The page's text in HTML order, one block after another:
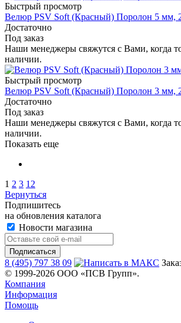
Быстрый просмотр
Велюр PSV Soft (Красный) Поролон 5 мм,
Достаточно
Под заказ
Наши менеджеры свяжутся с Вами, когда
наличии.
Быстрый просмотр
Велюр PSV Soft (Красный) Поролон 3 мм,
Достаточно
Под заказ
Наши менеджеры свяжутся с Вами, когда
наличии.
Показать еще
1 2 3 12
Вернуться
Подпишитесь
на обновления каталога
Новости магазина
8 (495) 797 38 09
© 1999-2026 ООО «ПСВ Групп».
Компания
Информация
Помощь